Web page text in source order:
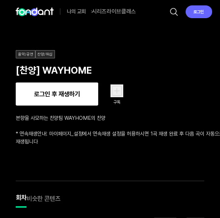
나의 교회 시리즈라이브클래스 로그인
음악/공연 찬양/워십
[찬양] WAYHOME
로그인 후 재생하기
구독
본향을 사모하는 찬양팀 WAYHOME의 찬양
* 연속재생안내: 마이페이지_설정에서 연속재생 설정을 허용하시면 1곡 재생 완료 후 다음 곡이 자동
재생됩니다
회차비슷한 콘텐츠